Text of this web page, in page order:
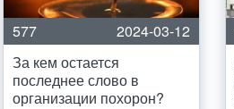
577
2024-03-12
За кем остается
последнее слово в
организации похорон?